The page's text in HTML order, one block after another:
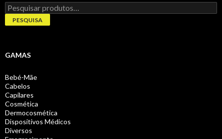
Pesquisar
por:
PESQUISA
GAMAS
Bebé-Mãe
Cabelos
Capilares
Cosmética
Dermocosmética
Dispositivos Médicos
Diversos